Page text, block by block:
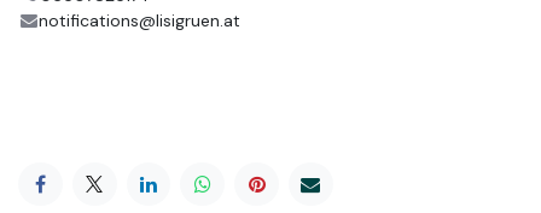
notifications@lisigruen.at